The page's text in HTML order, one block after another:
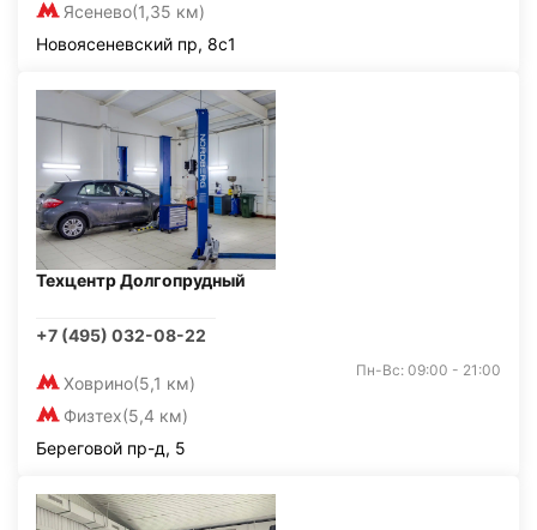
Ясенево(1,35 км)
Новоясеневский пр, 8с1
Техцентр Долгопрудный
+7 (495) 032-08-22
Ховрино(5,1 км)
Физтех(5,4 км)
Пн-Вс: 09:00 - 21:00
Береговой пр-д, 5